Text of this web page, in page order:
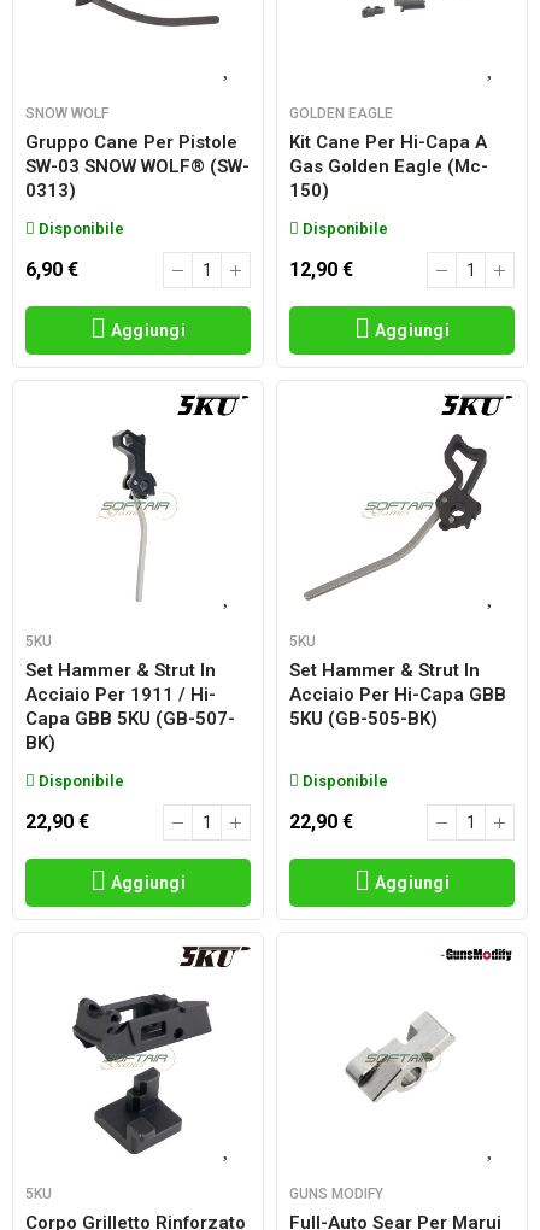
SNOW WOLF
Gruppo Cane Per Pistole
SW-03 SNOW WOLF® (SW-
0313)
Disponibile
6,90 €
Aggiungi
GOLDEN EAGLE
Kit Cane Per Hi-Capa A
Gas Golden Eagle (mc-
150)
Disponibile
12,90 €
Aggiungi
5KU
Set Hammer & Strut In
Acciaio Per 1911 / Hi-
Capa GBB 5KU (GB-507-
BK)
Disponibile
22,90 €
Aggiungi
5KU
Set Hammer & Strut In
Acciaio Per Hi-Capa GBB
5KU (GB-505-BK)
Disponibile
22,90 €
Aggiungi
5KU
Corpo Grilletto Rinforzato
GUNS MODIFY
Full-Auto Sear Per Marui